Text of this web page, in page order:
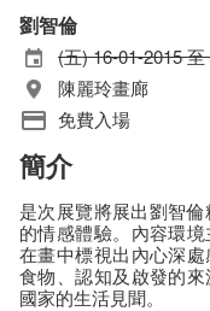
劉智倫
(五) 16-01-2015
陳麗玲畫廊
免費入場
簡介
是次展覽將展出劉智
的情感體驗。內容環
在畫中標視出內心深處
食物、認知及啟發的
國家的生活見聞。